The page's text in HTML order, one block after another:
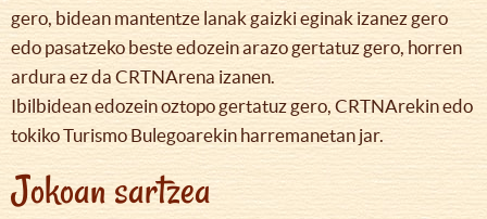
gero, bidean mantentze lanak gaizki eginak izanez gero
edo pasatzeko beste edozein arazo gertatuz gero, horren
ardura ez da CRTNArena izanen.
Ibilbidean edozein oztopo gertatuz gero, CRTNArekin edo
tokiko Turismo Bulegoarekin harremanetan jar.
Jokoan sartzea